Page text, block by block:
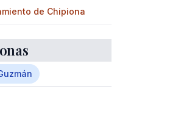
de Chipiona